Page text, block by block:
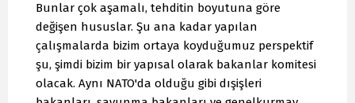
Bunlar çok aşamalı, tehditin boyutuna göre
değişen hususlar. Şu ana kadar yapılan
çalışmalarda bizim ortaya koyduğumuz perspektif
şu, şimdi bizim bir yapısal olarak bakanlar komitesi
olacak. Aynı NATO'da olduğu gibi dışişleri